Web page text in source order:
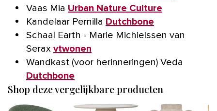
Vaas Mia Urban Nature Culture
Kandelaar Pernilla Dutchbone
Schaal Earth - Marie Michielssen van
Serax vtwonen
Wandkast (voor herinneringen) Veda
Dutchbone
Shop deze vergelijkbare producten